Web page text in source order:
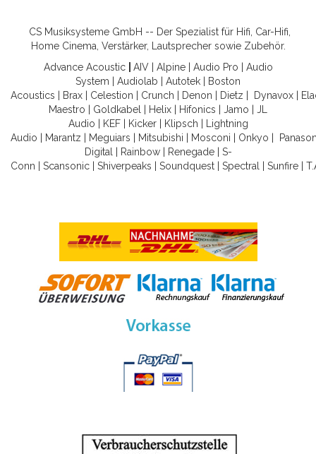
CS Musiksysteme GmbH -- Der Spezialist für Hifi, Car-Hifi,
Home Cinema, Verstärker, Lautsprecher sowie Zubehör.
Advance Acoustic
AIV| Alpine| Audio Pro
Audio
System
Audiolab Autotek
Boston
Acoustics
Brax Celestion Crunch Denon Dietz Dynavox
Maestro
Goldkabel Helix Hifonics Jamo
JL
Audio
KEF| Kicker| Klipsch
Lightning
Audio
Marantz Meguiars Mitsubishi Mosconi Onkyo
Digital
Rainbow| Renegade| S-
Conn
Scansonic Shiverpeaks Soundquest Spectral Sunfire